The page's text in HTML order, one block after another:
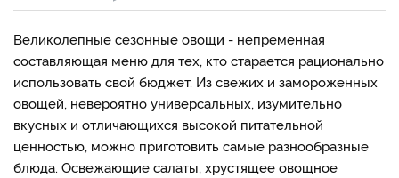
Великолепные сезонные овощи - непременная
составляющая меню для тех, кто старается рационально
использовать свой бюджет. Из свежих и замороженных
овощей, невероятно универсальных, изумительно
вкусных и отличающихся высокой питательной
ценностью, можно приготовить самые разнообразные
блюда. Освежающие салаты, хрустящее овощное